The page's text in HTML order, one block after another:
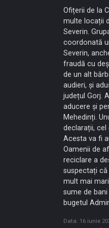
Ofițerii de la
multe locații
Severin.
coordonată
Severin,
fraudă cu
de un alt
audieri, și
județul Gorj.
aducere și
Mehedinți.
declarații, cel
Acesta va fi
Oamenii de
reciclare a
suspectați
mult mai
sume de
bugetul
Data: 16 iunie